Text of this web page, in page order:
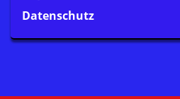
Datenschutz